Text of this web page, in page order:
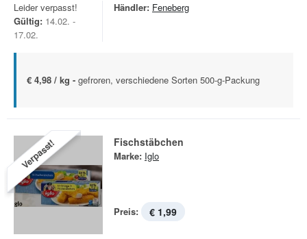
Leider verpasst!
Gültig: 14.02. -
17.02.
Händler: Feneberg
€ 4,98 / kg - gefroren, verschiedene Sorten 500-g-Packung
Verpasst! Fischstäbchen
Marke: Iglo
Preis: € 1,99